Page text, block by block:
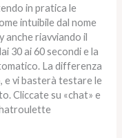
in pratica le
intuibile dal nome
riavviando il
30 ai 60 secondi e la
La differenza
e vi basterà testare le
Cliccate su «chat» e